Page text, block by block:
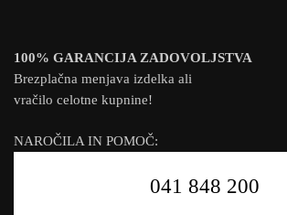
100% GARANCIJA ZADOVOLJSTVA
Brezplačna menjava izdelka ali
vračilo celotne kupnine!
NAROČILA IN POMOČ:
041 848 200